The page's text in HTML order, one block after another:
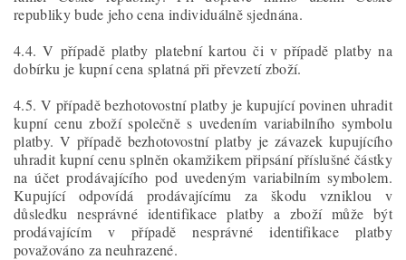
republiky bude jeho cena individuálně sjednána.
4.4. V případě platby platební kartou či v případě platby na
dobírku je kupní cena splatná při převzetí zboží.
4.5. V případě bezhotovostní platby je kupující povinen uhradit
kupní cenu zboží společně s uvedením variabilního symbolu
platby. V případě bezhotovostní platby je závazek kupujícího
uhradit kupní cenu splněn okamžikem připsání příslušné částky
na účet prodávajícího pod uvedeným variabilním symbolem.
Kupující odpovídá prodávajícímu za škodu vzniklou v
důsledku nesprávné identifikace platby a zboží může být
prodávajícím v případě nesprávné identifikace platby
považováno za neuhrazené.